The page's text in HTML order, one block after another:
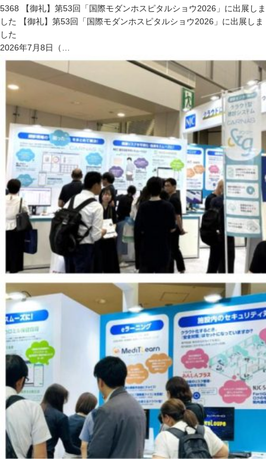
5368 【御礼】第53回「国際モダンホスピタルショウ2026」に出展しま
した 【御礼】第53回「国際モダンホスピタルショウ2026」に出展しま
した
2026年7月8日（…